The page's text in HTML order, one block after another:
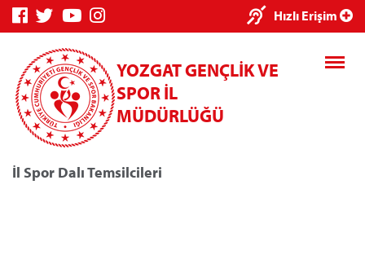
Hızlı Erişim
YOZGAT GENÇLİK VE
SPOR İL
MÜDÜRLÜĞÜ
İl Spor Dalı Temsilcileri